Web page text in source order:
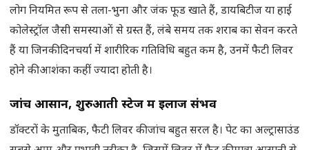
लोग नियमित रूप से तला-भुना और जंक फूड खाते हैं, डायबिटीज या हाई
कोलेस्ट्रॉल जैसी समस्याओं से ग्रस्त हैं, लंबे समय तक शराब का सेवन करते
हैं या जिनकी दिनचर्या में शारीरिक गतिविधि बहुत कम है, उनमें फैटी लिवर
होने की आशंका कहीं ज्यादा होती है।
जांच आसान, शुरुआती स्टेज में इलाज संभव
डॉक्टरों के मुताबिक, फैटी लिवर की जांच बहुत सरल है। पेट का अल्ट्रासाउंड